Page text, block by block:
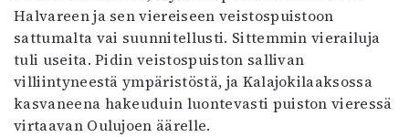
Halvareen ja sen viereiseen veistospuistoon
sattumalta vai suunnitellusti. Sittemmin vierailuja
tuli useita. Pidin veistospuiston sallivan
villiintyneestä ympäristöstä, ja Kalajokilaaksossa
kasvaneena hakeuduin luontevasti puiston vieressä
virtaavan Oulujoen äärelle.